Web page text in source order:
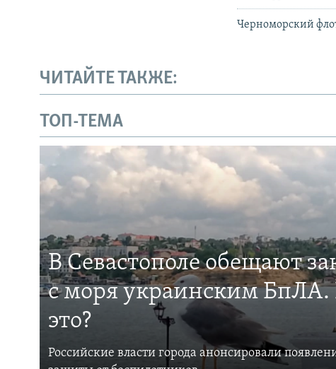
Черноморский
ЧИТАЙТЕ ТАКЖЕ:
ТОП-ТЕМА
В Севастополе обещают
с моря украинским БпЛА.
это?
Российские власти города анонсировали